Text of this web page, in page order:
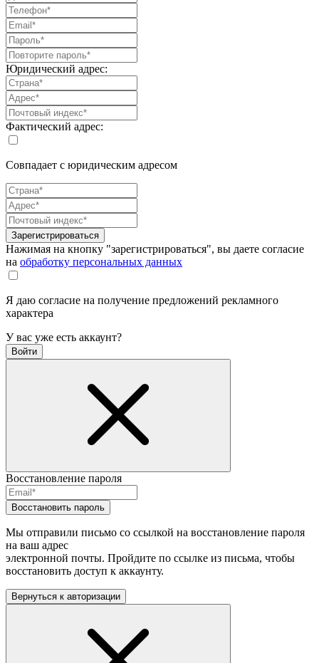
Юридический адрес:
Фактический адрес:
Совпадает с юридическим адресом
Зарегистрироваться
Нажимая на кнопку "зарегистрироваться", вы даете согласие
на обработку персональных данных
Я даю согласие на получение предложений рекламного
характера
У вас уже есть аккаунт?
Войти
Восстановление пароля
Восстановить пароль
Мы отправили письмо со ссылкой на восстановление пароля
на ваш адрес
электронной почты. Пройдите по ссылке из письма, чтобы
восстановить доступ к аккаунту.
Вернуться к авторизации